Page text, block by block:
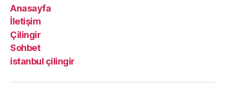
Anasayfa
İletişim
Çilingir
Sohbet
istanbul çilingir